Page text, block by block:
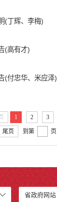
(丁辉、李梅)
(高有才)
(付忠华、米应泽)
1 2 3
尾页 到第 页
省政府网站